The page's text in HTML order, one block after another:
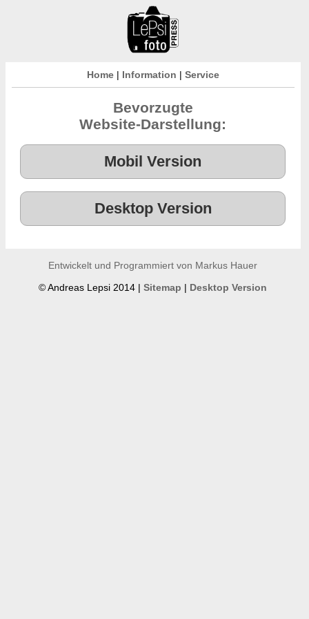
Home| Information | Service
Bevorzugte
Website-Darstellung:
Entwickelt und Programmiert von Markus Hauer
© Andreas Lepsi 2014 |Sitemap | Desktop Version